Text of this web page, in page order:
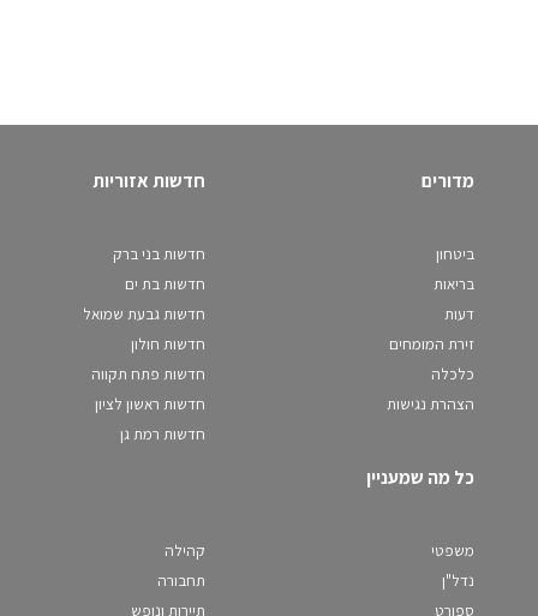
מדורים
ביטחון
בריאות
דעות
זירת המומחים
כלכלה
הצהרת נגישות
חדשות אזוריות
חדשות בני ברק
חדשות בת ים
חדשות גבעת שמואל
חדשות חולון
חדשות פתח תקווה
חדשות ראשון לציון
חדשות רמת גן
כל מה שמעניין
משפטי
נדל"ן
ספורט
קהילה
תחבורה
תיירות ונופש